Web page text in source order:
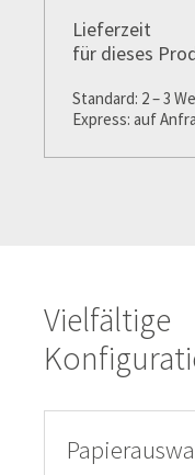
Lieferzeit
für dieses
Standard: 2 – 3
Express: auf
Vielfältige